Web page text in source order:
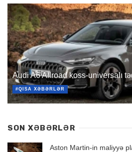
Audi A6 Allroad koss-universalı
#QISA XƏBƏRLƏR
SON XƏBƏRLƏR
Aston Martin-in maliyyə